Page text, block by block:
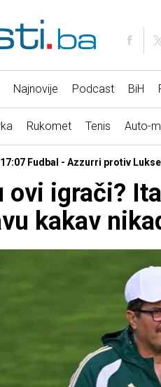
Najnovije Podcast BiH
Rukomet Tenis Auto-
Fudbal - Azzurri protiv
ovi igrači?
kakav